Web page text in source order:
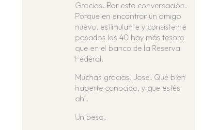
Gracias. Por esta conversación.
Porque en encontrar un amigo
nuevo, estimulante y consistente
pasados los 40 hay más tesoro
que en el banco de la Reserva
Federal.
Muchas gracias, Jose. Qué bien
haberte conocido, y que estés
ahí.
Un beso.